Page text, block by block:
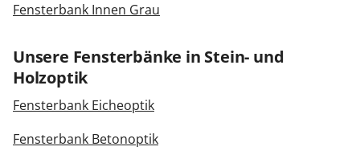
Fensterbank Innen Grau
Unsere Fensterbänke in Stein- und
Holzoptik
Fensterbank Eicheoptik
Fensterbank Betonoptik